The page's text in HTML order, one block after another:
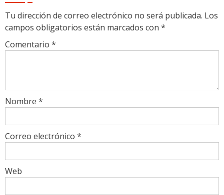
Tu dirección de correo electrónico no será publicada. Los
campos obligatorios están marcados con *
Comentario *
Nombre *
Correo electrónico *
Web